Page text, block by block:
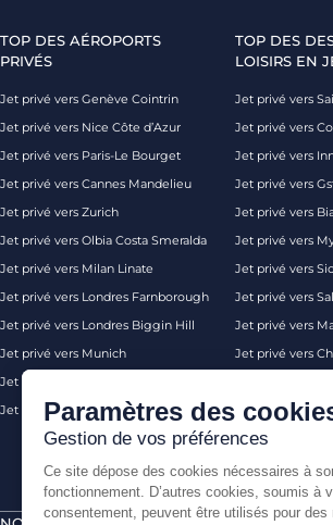
TOP DES AÉROPORTS
PRIVÉS
Jet privé vers Genève Cointrin
Jet privé vers Nice Côte d’Azur
Jet privé vers Paris-Le Bourget
Jet privé vers Cannes Mandelieu
Jet privé vers Zurich
Jet privé vers Olbia Costa Smeralda
Jet privé vers Milan Linate
Jet privé vers Londres Farnborough
Jet privé vers Londres Biggin Hill
Jet privé vers Munich
Jet privé vers Monaco
Jet privé vers Palma de Majorque
TOP DES
LOISIRS EN
Jet privé vers
Jet privé vers
Jet privé vers
Jet privé vers
Jet privé vers
Jet privé vers
Jet privé vers
Jet privé vers
Jet privé vers
Jet privé vers
Jet privé vers
Paramètres des
Gestion de vos préférences
Ce site dépose des cookies nécessaires à
fonctionnement. D’autres cookies, soumis à
consentement, peuvent être utilisés pour des